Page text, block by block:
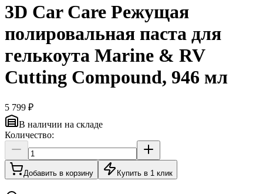
3D Car Care Режущая
полировальная паста для
гелькоута Marine & RV
Cutting Compound, 946 мл
5 799 ₽
В наличии на складе
Количество:
Добавить в корзину Купить в 1 клик